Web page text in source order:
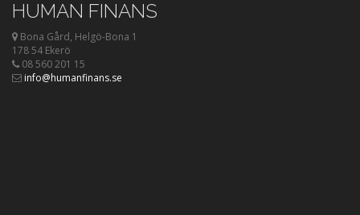
HUMAN FINANS
Bona Gård, Helgö-Bona 1
178 54 Ekerö
08 560 201 15
info@humanfinans.se